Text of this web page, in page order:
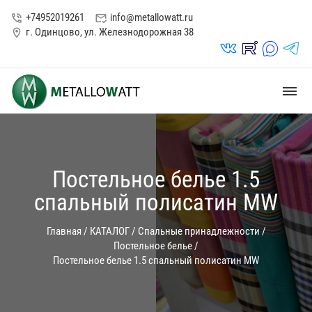
phone_in_talk +74952019261 mark_email_read info@metallowatt.ru
location_on г. Одинцово, ул. Железнодорожная 38
vk_in rutube_in max_s telegrams_in
dehaze
Постельное белье 1.5
спальный полисатин MW
Главная / КАТАЛОГ/ Спальные принадлежности/
Постельное белье/
Постельное белье 1.5 спальный полисатин MW